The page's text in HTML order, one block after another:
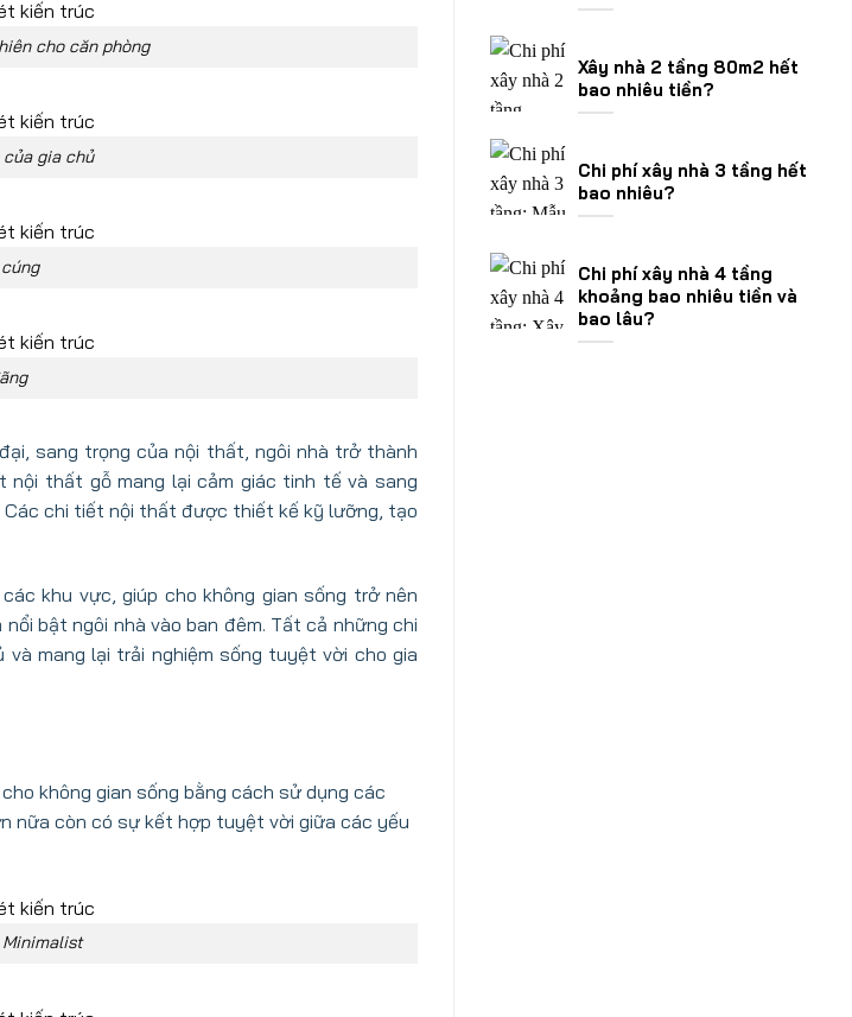
cho căn phòng
gia chủ
sang trọng của nội thất, ngôi nhà trở thành
nội thất gỗ mang lại cảm giác tinh tế và sang
Các chi tiết nội thất được thiết kế kỹ lưỡng, tạo
khu vực, giúp cho không gian sống trở nên
bật ngôi nhà vào ban đêm. Tất cả những chi
mang lại trải nghiệm sống tuyệt vời cho gia
không gian sống bằng cách sử dụng các
nữa còn có sự kết hợp tuyệt vời giữa các yếu
Xây nhà 2 tầng 80m2 hết
bao nhiêu tiền?
Chi phí xây nhà 3 tầng hết
bao nhiêu?
Chi phí xây nhà 4 tầng
khoảng bao nhiêu tiền và
bao lâu?